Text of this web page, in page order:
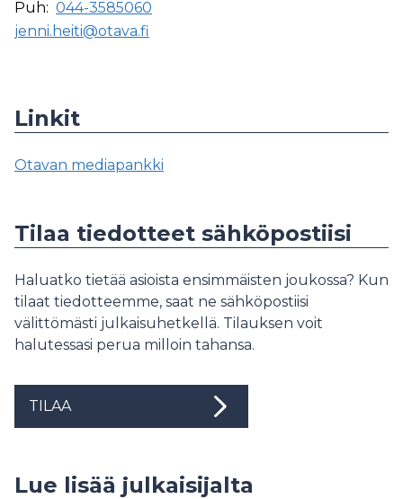
Puh: 044-3585060
jenni.heiti@otava.fi
Linkit
Otavan mediapankki
Tilaa tiedotteet sähköpostiisi
Haluatko tietää asioista ensimmäisten joukossa? Kun
tilaat tiedotteemme, saat ne sähköpostiisi
välittömästi julkaisuhetkellä. Tilauksen voit
halutessasi perua milloin tahansa.
TILAA
Lue lisää julkaisijalta